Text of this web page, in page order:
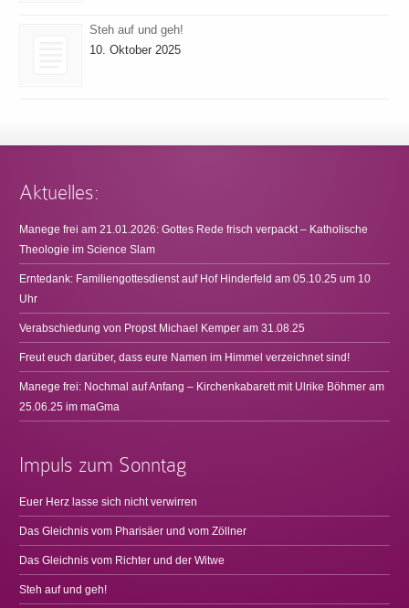
Steh auf und geh!
10. Oktober 2025
Aktuelles:
Manege frei am 21.01.2026: Gottes Rede frisch verpackt – Katholische
Theologie im Science Slam
Erntedank: Familiengottesdienst auf Hof Hinderfeld am 05.10.25 um 10
Uhr
Verabschiedung von Propst Michael Kemper am 31.08.25
Freut euch darüber, dass eure Namen im Himmel verzeichnet sind!
Manege frei: Nochmal auf Anfang – Kirchenkabarett mit Ulrike Böhmer am
25.06.25 im maGma
Impuls zum Sonntag
Euer Herz lasse sich nicht verwirren
Das Gleichnis vom Pharisäer und vom Zöllner
Das Gleichnis vom Richter und der Witwe
Steh auf und geh!